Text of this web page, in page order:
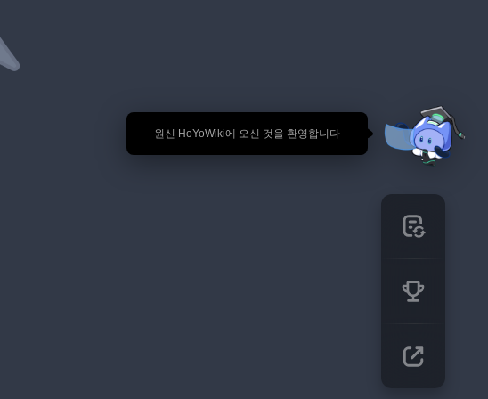
🎉 원신 HoYoWiki에 오신 것을 환영합니다